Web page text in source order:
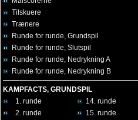
Tilskuere
Trænere
Runde for runde, Grundspil
Runde for runde, Slutspil
Runde for runde, Nedrykning A
Runde for runde, Nedrykning B
KAMPFACTS, GRUNDSPIL
1. runde
14. runde
2. runde
15. runde